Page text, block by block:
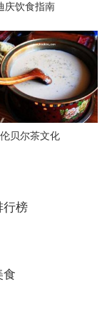
,可以单烧,也
烧。此一菜多
别有风味。
持原味的特
制法：以肥瘦
成茸,拌上鸡
佐料,与湿浓
,放入筛内滚
庆饮食指南
贝尔茶文化
行榜
食